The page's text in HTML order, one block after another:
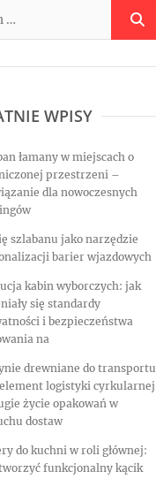
WPISY
łamany w miejscach o
przestrzeni –
dla nowoczesnych
szlabanu jako narzędzie
barier wjazdowych
kabin wyborczych: jak
się standardy
i bezpieczeństwa
na
drewniane do transportu
logistyki cyrkularnej
życie opakowań w
dostaw
do kuchni w roli głównej:
funkcjonalny kącik